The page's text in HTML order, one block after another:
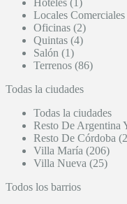
Hoteles (1)
Locales
Oficinas (2)
Quintas (4)
Salón (1)
Terrenos (86)
Todas la ciudades
Todas la ciudades
Resto De Argentina
Resto De Córdoba
Villa María (206)
Villa Nueva (25)
Todos los barrios